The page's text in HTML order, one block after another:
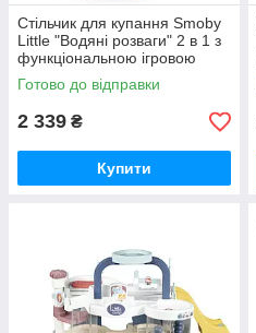
Стільчик для купання Smoby
Little "Водяні розваги" 2 в 1 з
функціональною ігровою
панеллю (7600140408)
Готово до відправки
2 339 ₴
Купити